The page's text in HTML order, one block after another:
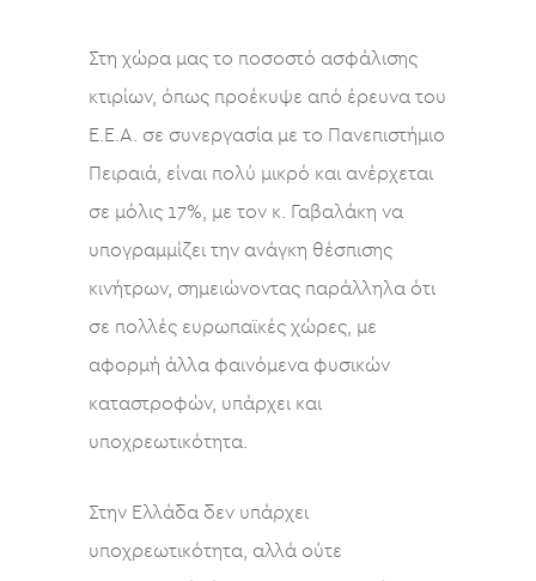
Στη χώρα μας το ποσοστό ασφάλισης
κτιρίων, όπως προέκυψε από έρευνα του
Ε.Ε.Α. σε συνεργασία με το Πανεπιστήμιο
Πειραιά, είναι πολύ μικρό και ανέρχεται
σε μόλις 17%, με τον κ. Γαβαλάκη να
υπογραμμίζει την ανάγκη θέσπισης
κινήτρων, σημειώνοντας παράλληλα ότι
σε πολλές ευρωπαϊκές χώρες, με
αφορμή άλλα φαινόμενα φυσικών
καταστροφών, υπάρχει και
υποχρεωτικότητα.
Στην Ελλάδα δεν υπάρχει
υποχρεωτικότητα, αλλά ούτε